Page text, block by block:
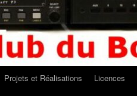
Projets et Réalisations Licences